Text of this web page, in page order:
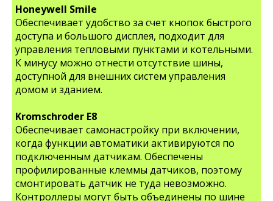
Honeywell Smile
Обеспечивает удобство за счет кнопок быстрого
доступа и большого дисплея, подходит для
управления тепловыми пунктами и котельными.
К минусу можно отнести отсутствие шины,
доступной для внешних систем управления
домом и зданием.
Kromschroder E8
Обеспечивает самонастройку при включении,
когда функции автоматики активируются по
подключенным датчикам. Обеспечены
профилированные клеммы датчиков, поэтому
смонтировать датчик не туда невозможно.
Контроллеры могут быть объединены по шине